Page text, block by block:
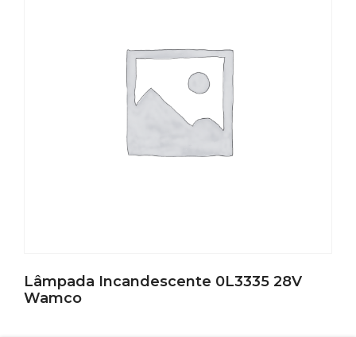
Lâmpada Incandescente 0L3335 28V
Wamco